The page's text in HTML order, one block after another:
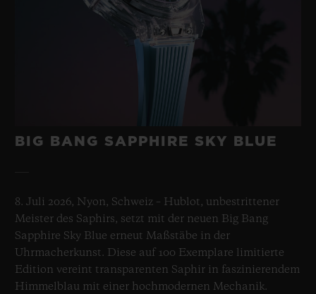
BIG BANG SAPPHIRE SKY BLUE
8. Juli 2026, Nyon, Schweiz – Hublot, unbestrittener
Meister des Saphirs, setzt mit der neuen Big Bang
Sapphire Sky Blue erneut Maßstäbe in der
Uhrmacherkunst. Diese auf 100 Exemplare limitierte
Edition vereint transparenten Saphir in faszinierendem
Himmelblau mit einer hochmodernen Mechanik.